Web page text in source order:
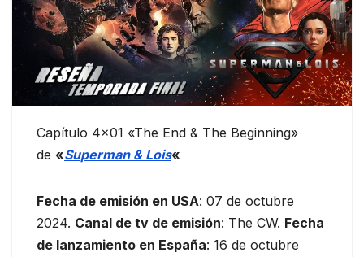
Capítulo 4×01 «The End & The Beginning»
de «Superman & Lois«
Fecha de emisión en USA: 07 de octubre
2024. Canal de tv de emisión: The CW. Fecha
de lanzamiento en España: 16 de octubre